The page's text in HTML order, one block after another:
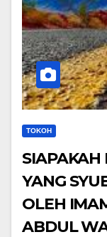
TOKOH
SIAPAKAH
YANG
OLEH
ABDUL